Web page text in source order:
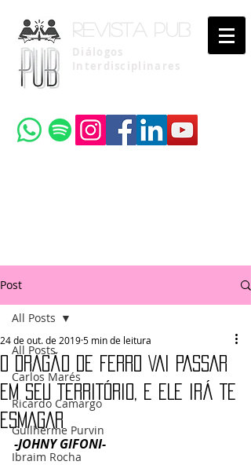
Revista pub
Diálogos
Interdisciplinares
Post
All Posts
Carlos Marés
Ricardo Camargo
Guilherme Purvin
Ibraim Rocha
All Posts
O DRAGÃO DE FERRO VAI PASSAR
EM SEU TERRITÓRIO, E ELE IRÁ TE
ESMAGAR
24 de out. de 20195 min de leitura
-JOHNY GIFONI-